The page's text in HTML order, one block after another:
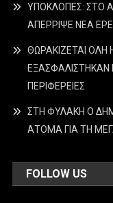
ΥΠΟΚΛΟΠΕΣ: ΣΤΟ
ΑΠΕΡΡΙΨΕ ΝΕΑ
ΘΩΡΑΚΙΖΕΤΑΙ ΟΛΗ
ΕΞΑΣΦΑΛΙΣΤΗΚΑΝ
ΠΕΡΙΦΕΡΕΙΕΣ
ΣΤΗ ΦΥΛΑΚΗ Ο
ΑΤΟΜΑ ΓΙΑ ΤΗ
FOLLOW US